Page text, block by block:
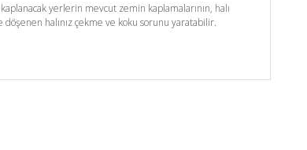
yerlerin mevcut zemin kaplamalarının, halı
halınız çekme ve koku sorunu yaratabilir.